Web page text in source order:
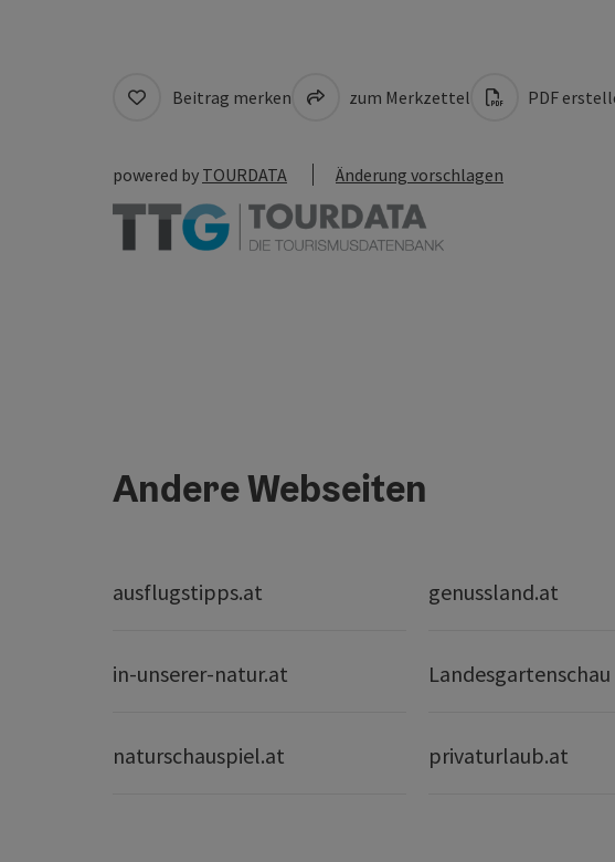
Beitrag merken zum Merkzettel PDF
powered by TOURDATA Änderung vorschlagen
Andere Webseiten
ausflugstipps.at genussland.at
in-unserer-natur.at Landesgartenschau
naturschauspiel.at privaturlaub.at